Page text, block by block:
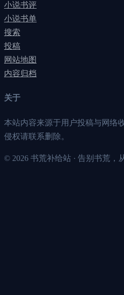
小说书评
小说书单
搜索
投稿
网站地图
内容归档
关于
本站内容来源于用户投稿与网络
侵权请联系删除。
© 2026 书荒补给站 · 告别书荒，